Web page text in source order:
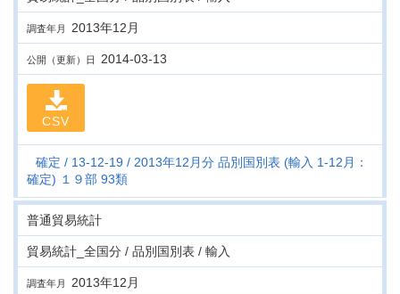
調査年月 2013年12月
公開（更新）日 2014-03-13
CSV
確定 13-12-19
2013年12月分 品別国別表 (輸入 1-12月：
確定) １９部 93類
普通貿易統計
貿易統計_全国分 / 品別国別表 / 輸入
調査年月 2013年12月